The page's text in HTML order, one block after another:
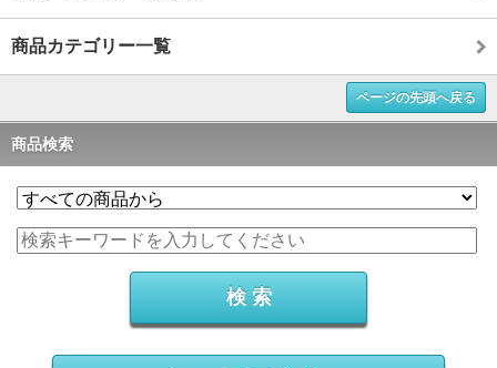
商品カテゴリー一覧
ページの先頭へ戻る
商品検索